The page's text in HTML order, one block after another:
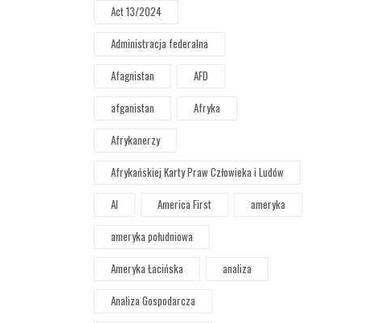
Act 13/2024
Administracja federalna
Afagnistan
AFD
afganistan
Afryka
Afrykanerzy
Afrykańskiej Karty Praw Człowieka i Ludów
AI
America First
ameryka
ameryka południowa
Ameryka Łacińska
analiza
Analiza Gospodarcza